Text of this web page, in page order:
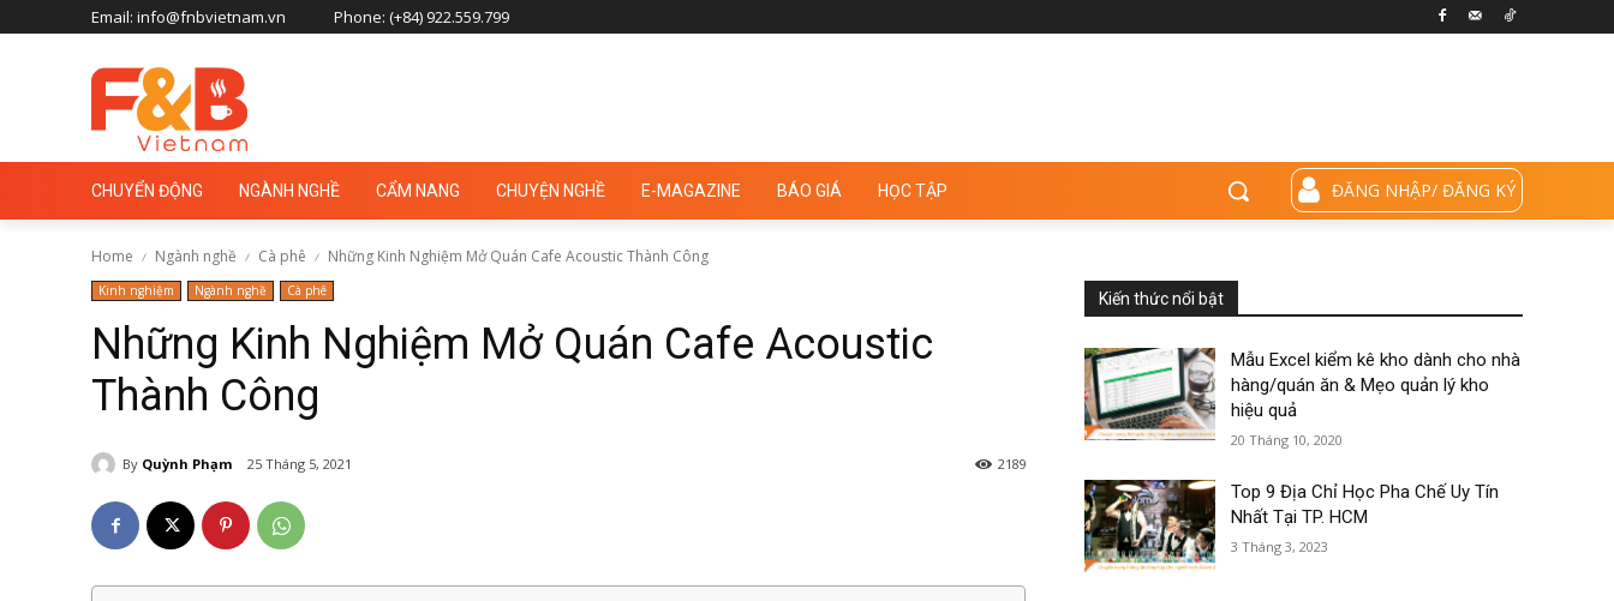
Email: info@fnbvietnam.vn Phone: (+84) 922.559.799
CHUYỂN ĐỘNG NGÀNH NGHỀ CẨM NANG CHUYỆN NGHỀ E-MAGAZINE BÁO GIÁ HỌC TẬP ĐĂNG NHẬP/ ĐĂNG KÝ
Home Ngành nghề Cà phê Những Kinh Nghiệm Mở Quán Cafe Acoustic Thành Công
Kinh nghiệm Ngành nghề Cà phê
Những Kinh Nghiệm Mở Quán Cafe Acoustic
Thành Công
By Quỳnh Phạm 25 Tháng 5, 2021 2189
Kiến thức nổi bật
Mẫu Excel kiểm kê kho dành cho nhà
hàng/quán ăn & Mẹo quản lý kho
hiệu quả
20 Tháng 10, 2020
Top 9 Địa Chỉ Học Pha Chế Uy Tín
Nhất Tại TP. HCM
3 Tháng 3, 2023